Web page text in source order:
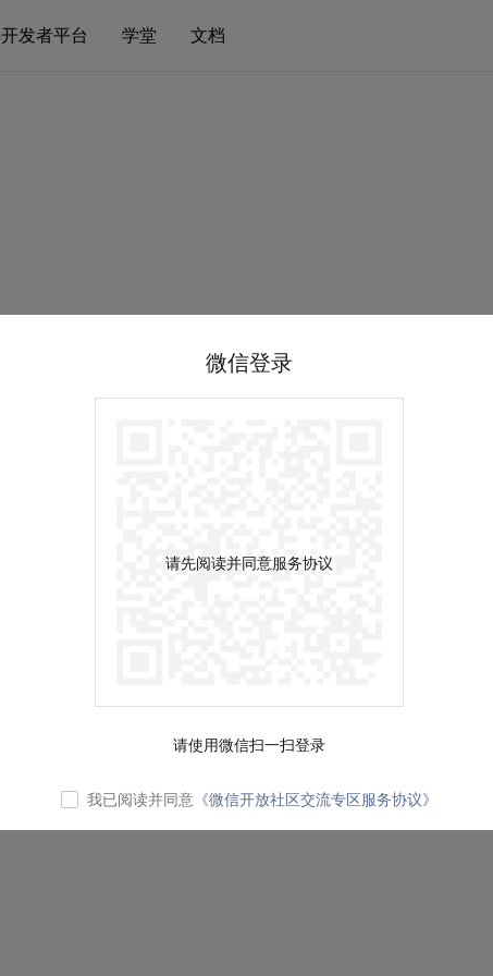
开发者平台 学堂 文档
微信登录
请先阅读并同意服务协议
请使用微信扫一扫登录
我已阅读并同意 《微信开放社区交流专区服务协议》